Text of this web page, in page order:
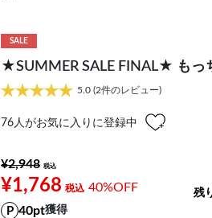
SALE
★SUMMER SALE FINAL★ もっ
5.0 (2件のレビュー)
76人がお気に入りに登録中
¥2,948
¥1,768
40%OFF
40pt獲得
残